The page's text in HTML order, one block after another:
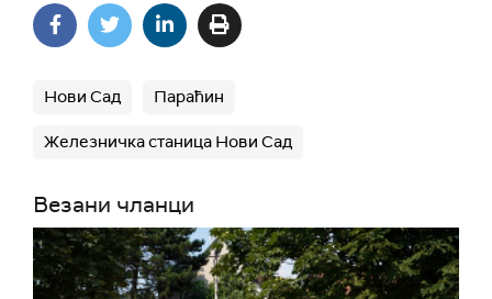
Нови Сад Параћин
Железничка станица Нови Сад
Везани чланци